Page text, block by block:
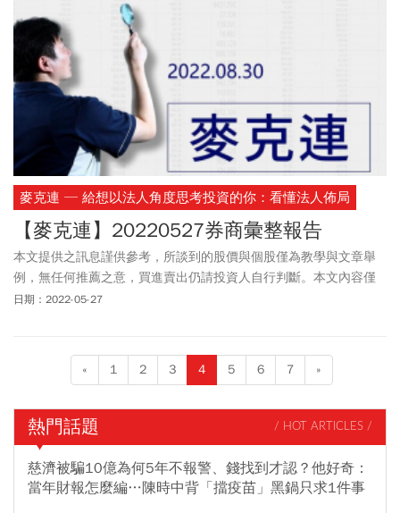
麥克連 ─ 給想以法人角度思考投資的你：看懂法人佈局
【麥克連】20220527券商彙整報告
本文提供之訊息謹供參考，所談到的股價與個股僅為教學與文章舉
例，無任何推薦之意，買進賣出仍請投資人自行判斷。本文內容僅
供訂閱戶本人使用，非經授權嚴禁任何翻印、轉載，或以任何型態
日期：2022-05-27
« 1 2 3 4 5 6 7 »
熱門話題 / HOT ARTICLES /
慈濟被騙10億為何5年不報警、錢找到才認？他好奇：
當年財報怎麼編…陳時中背「擋疫苗」黑鍋只求1件事